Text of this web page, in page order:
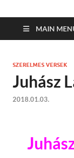
MAIN
SZERELMES VERSEK
Juhász
2018.01.03.